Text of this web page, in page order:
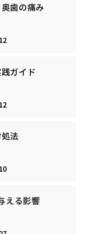
歯の痛み
ガイド
法
える影響